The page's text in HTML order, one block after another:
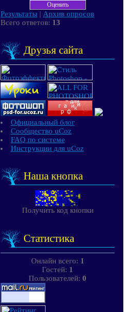
Результаты | Архив опросов
Всего ответов: 13
Друзья сайта
Официальный блог
Сообщество uCoz
FAQ по системе
Инструкции для uCoz
Наша кнопка
Получить код кнопки
Статистика
Онлайн всего: 1
Гостей: 1
Пользователей: 0